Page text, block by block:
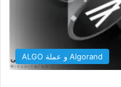
Algorand و عملة ALGO